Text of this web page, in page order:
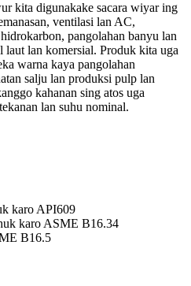
kita digunakake sacara wiyar ing
ventilasi lan AC,
pangolahan banyu lan
laut lan komersial. Produk kita uga
warna kaya pangolahan
salju lan produksi pulp lan
kahanan sing atos uga
lan suhu nominal.
karo API609
karo ASME B16.34
B16.5